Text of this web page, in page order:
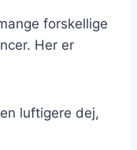
forskellige
Her er
luftigere dej,